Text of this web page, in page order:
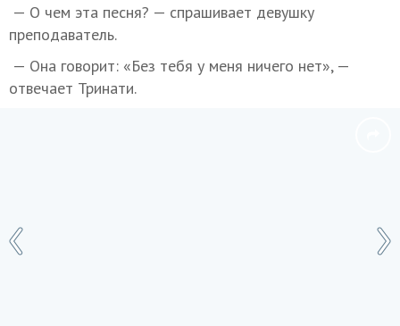
— О чем эта песня? — спрашивает девушку
преподаватель.
— Она говорит: «Без тебя у меня ничего нет», —
отвечает Тринати.